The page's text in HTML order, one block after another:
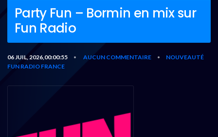
Party Fun – Bormin en mix sur
Fun Radio
06 JUIL, 2026,00:00:55 • AUCUN COMMENTAIRE •
NOUVEAUTÉ
FUN RADIO FRANCE